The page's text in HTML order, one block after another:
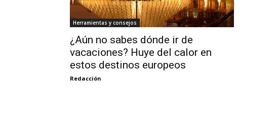
Herramientas y consejos
¿Aún no sabes dónde ir de
vacaciones? Huye del calor en
estos destinos europeos
Redacción